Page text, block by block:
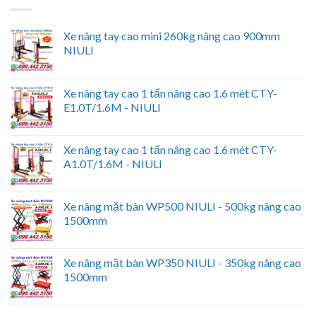
Xe nâng tay cao mini 260kg nâng cao 900mm
NIULI
Xe nâng tay cao 1 tấn nâng cao 1.6 mét CTY-
E1.0T/1.6M - NIULI
Xe nâng tay cao 1 tấn nâng cao 1.6 mét CTY-
A1.0T/1.6M - NIULI
Xe nâng mặt bàn WP500 NIULI - 500kg nâng cao
1500mm
Xe nâng mặt bàn WP350 NIULI - 350kg nâng cao
1500mm